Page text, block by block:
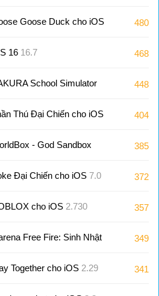
Goose Duck cho iOS 480
16 16.7 468
School Simulator
iOS 1.047
448
Thú Đại Chiến cho iOS 404
- God Sandbo‪x‬
iOS 0.51
385
Đại Chiến cho iOS 7.0 372
cho iOS 2.730 357
Free Fire: Sinh Nhật
cho iOS 1.126
349
Together cho iOS 2.29 341